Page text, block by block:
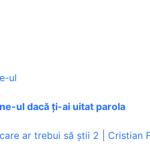
ul dacă ți-ai uitat parola